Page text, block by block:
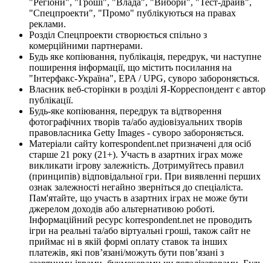
"Спецпроекти", "Промо" публікуються на правах
реклами.
Розділ Спецпроекти створюється спільно з
комерційними партнерами.
Будь яке копіювання, публікація, передрук, чи наступне
поширення інформації, що містить посилання на
"Інтерфакс-Україна", EPA / UPG, суворо забороняється.
Власник веб-сторінки в розділі Я-Корреспондент є автор
публікації.
Будь-яке копіювання, передрук та відтворення
фотографічних творів та/або аудіовізуальних творів
правовласника Getty Images - суворо забороняється.
Матеріали сайту korrespondent.net призначені для осіб
старше 21 року (21+). Участь в азартних іграх може
викликати ігрову залежність. Дотримуйтесь правил
(принципів) відповідальної гри. При виявленні перших
ознак залежності негайно зверніться до спеціаліста.
Пам'ятайте, що участь в азартних іграх не може бути
джерелом доходів або альтернативою роботі.
Інформаційний ресурс korrespondent.net не проводить
ігри на реальні та/або віртуальні гроші, також сайт не
приймає ні в якій формі оплату ставок та інших
платежів, які пов’язані/можуть бути пов’язані з